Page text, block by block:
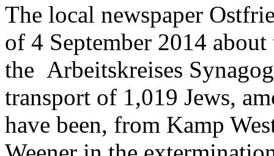
The local newspaper
of 4 September 2014
the Arbeitskreises
transport of 1,019 Jews,
have been, from Kamp